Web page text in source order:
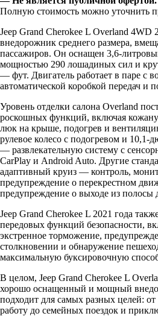
Полную стоимость можно уточнить
Jeep Grand Cherokee L Overland 4WD
внедорожник среднего размера,
пассажиров. Он оснащен 3,6-
мощностью 290 лошадиных сил и
— фут. Двигатель работает в паре с
автоматической коробкой передач и
Уровень отделки салона Overland
роскошных функций, включая
люк на крыше, подогрев и
рулевое колесо с подогревом и
— развлекательную систему с
CarPlay и Android Auto. Другие
адаптивный круиз — контроль,
предупреждение о перекрестном
предупреждение о выходе из полосы
Jeep Grand Cherokee L 2021 года
передовых функций безопасности,
экстренное торможение,
столкновении и обнаружение
максимальную буксировочную
В целом, Jeep Grand Cherokee L
хорошо оснащенный и мощный
подходит для самых разных целей:
работу до семейных поездок и